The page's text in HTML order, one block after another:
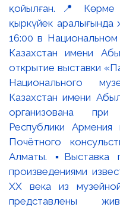
қойылған. 📍
қыркүйек аралығында
16:00 в Национальном
Казахстан имени
открытие выставки
Национального
Казахстан имени
организована
Республики
Почётного
Алматы. ▪️Выставка
произведениями
XX века из
представлены